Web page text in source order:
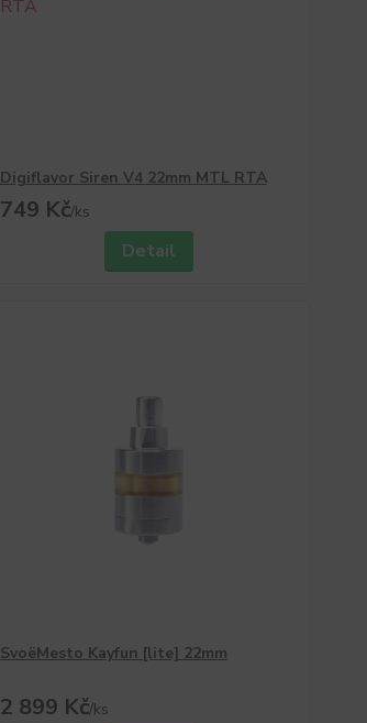
Digiflavor Siren V4 22mm MTL RTA
749 Kč/ks
Detail
SvoëMesto Kayfun [lite] 22mm
2 899 Kč/ks